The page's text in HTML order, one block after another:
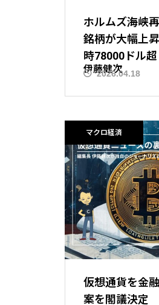
ホルムズ海峡
銘柄が大幅上
時78000ドル超
2026.04.18
伊藤健次
ニュース解説
マクロ経済
仮想通貨を金
案を閣議決定